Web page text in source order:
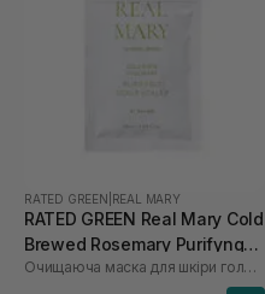
RATED GREEN REAL MARY
RATED GREEN Real Mary Cold
Brewed Rosemary Purifyng
Scalp Scaler 50 мл
Очищаюча маска для шкіри голови з морською сіллю